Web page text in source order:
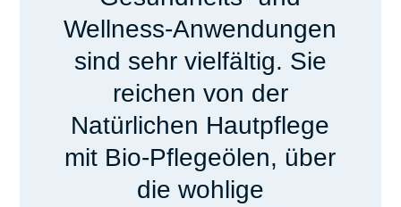
Wellness-Anwendungen
sind sehr vielfältig. Sie
reichen von der
Natürlichen Hautpflege
mit Bio-Pflegeölen, über
die wohlige